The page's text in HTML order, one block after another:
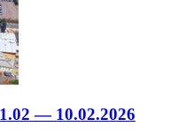
— 10.02.2026